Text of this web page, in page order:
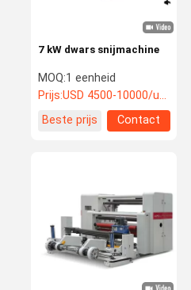
7 kW dwars snijmachine
MOQ:1 eenheid
Prijs:USD 4500-10000/unit
Beste prijs
Contact